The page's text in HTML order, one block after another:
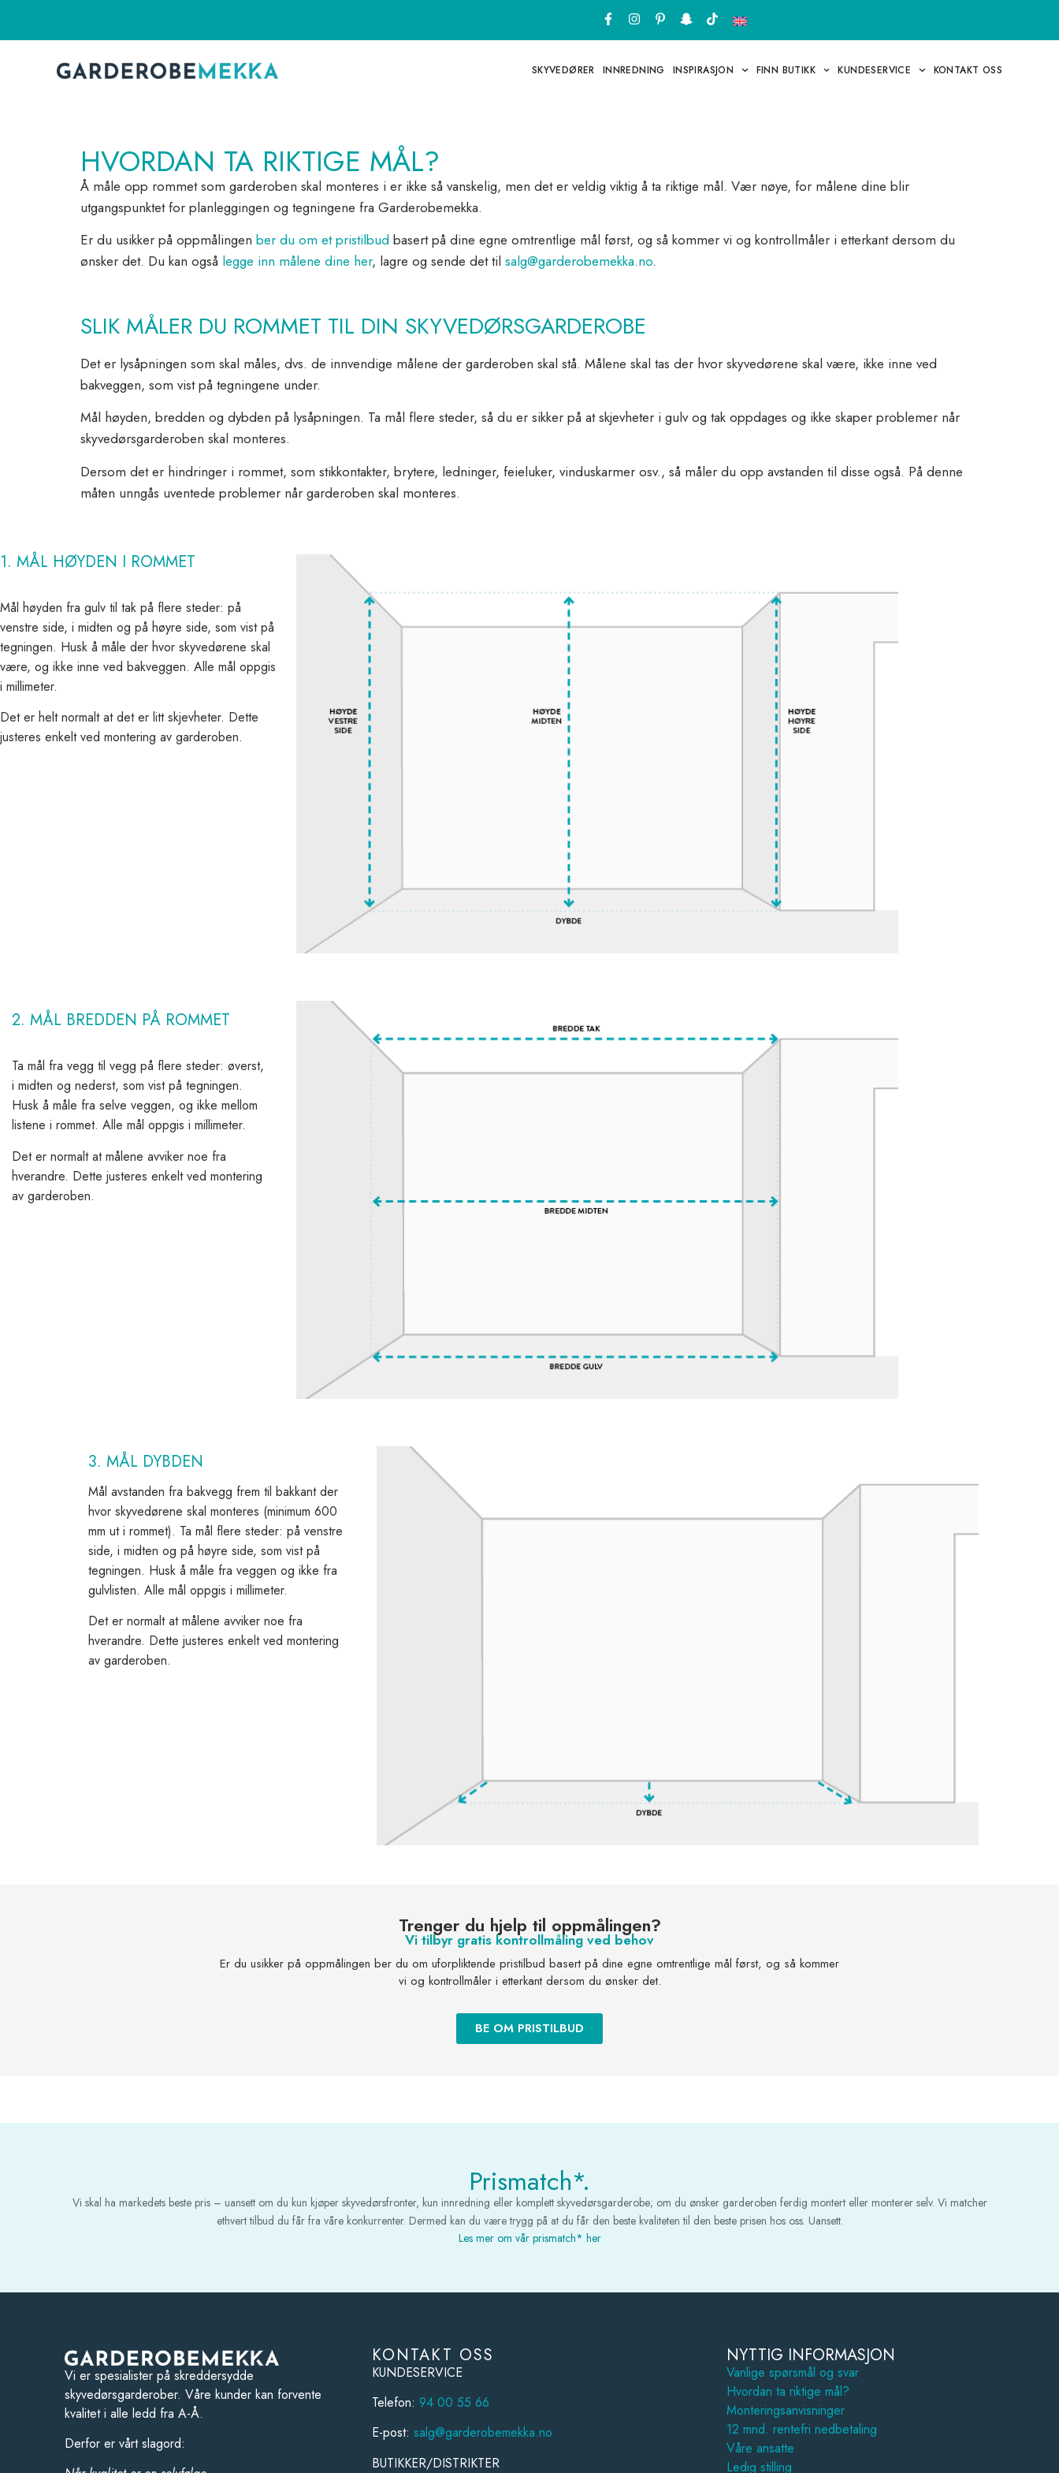
SKYVEDØRER INNREDNING INSPIRASJON FINN BUTIKK KUNDESERVICE KONTAKT OSS
HVORDAN TA RIKTIGE MÅL?
Å måle opp rommet som garderoben skal monteres i er ikke så vanskelig, men det er veldig viktig å ta riktige mål. Vær nøye, for målene dine blir
utgangspunktet for planleggingen og tegningene fra Garderobemekka.
Er du usikker på oppmålingen ber du om et pristilbud basert på dine egne omtrentlige mål først, og så kommer vi og kontrollmåler i etterkant dersom du
ønsker det. Du kan også legge inn målene dine her, lagre og sende det til salg@garderobemekka.no.
SLIK MÅLER DU ROMMET TIL DIN SKYVEDØRSGARDEROBE
Det er lysåpningen som skal måles, dvs. de innvendige målene der garderoben skal stå. Målene skal tas der hvor skyvedørene skal være, ikke inne ved
bakveggen, som vist på tegningene under.
Mål høyden, bredden og dybden på lysåpningen. Ta mål flere steder, så du er sikker på at skjevheter i gulv og tak oppdages og ikke skaper problemer når
skyvedørsgarderoben skal monteres.
Dersom det er hindringer i rommet, som stikkontakter, brytere, ledninger, feieluker, vinduskarmer osv., så måler du opp avstanden til disse også. På denne
måten unngås uventede problemer når garderoben skal monteres.
1. MÅL HØYDEN I ROMMET
Mål høyden fra gulv til tak på flere steder: på
venstre side, i midten og på høyre side, som vist på
tegningen. Husk å måle der hvor skyvedørene skal
være, og ikke inne ved bakveggen. Alle mål oppgis
i millimeter.
Det er helt normalt at det er litt skjevheter. Dette
justeres enkelt ved montering av garderoben.
2. MÅL BREDDEN PÅ ROMMET
Ta mål fra vegg til vegg på flere steder: øverst,
i midten og nederst, som vist på tegningen.
Husk å måle fra selve veggen, og ikke mellom
listene i rommet. Alle mål oppgis i millimeter.
Det er normalt at målene avviker noe fra
hverandre. Dette justeres enkelt ved montering
av garderoben.
3. MÅL DYBDEN
Mål avstanden fra bakvegg frem til bakkant der
hvor skyvedørene skal monteres (minimum 600
mm ut i rommet). Ta mål flere steder: på venstre
side, i midten og på høyre side, som vist på
tegningen. Husk å måle fra veggen og ikke fra
gulvlisten. Alle mål oppgis i millimeter.
Det er normalt at målene avviker noe fra
hverandre. Dette justeres enkelt ved montering
av garderoben.
Trenger du hjelp til oppmålingen?
Vi tilbyr gratis kontrollmåling ved behov
Er du usikker på oppmålingen ber du om uforpliktende pristilbud basert på dine egne omtrentlige mål først, og så kommer
vi og kontrollmåler i etterkant dersom du ønsker det.
BE OM PRISTILBUD
Prismatch*.
Vi skal ha markedets beste pris – uansett om du kun kjøper skyvedørsfronter, kun innredning eller komplett skyvedørsgarderobe; om du ønsker garderoben ferdig montert eller monterer selv. Vi matcher
ethvert tilbud du får fra våre konkurrenter. Dermed kan du være trygg på at du får den beste kvaliteten til den beste prisen hos oss. Uansett.
Les mer om vår prismatch* her
Vi er spesialister på skreddersydde
skyvedørsgarderober. Våre kunder kan forvente
kvalitet i alle ledd fra A-Å.
Derfor er vårt slagord:
KONTAKT OSS
KUNDESERVICE
Telefon: 94 00 55 66
E-post: salg@garderobemekka.no
BUTIKKER/DISTRIKTER
NYTTIG INFORMASJON
Vanlige spørsmål og svar
Hvordan ta riktige mål?
Monteringsanvisninger
12 mnd. rentefri nedbetaling
Våre ansatte
Ledig stilling